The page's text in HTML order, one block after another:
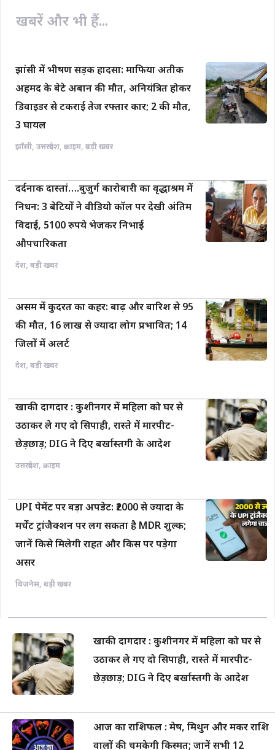
k
k
खबरें और भी हैं...
झांसी में भीषण सड़क हादसा: माफिया अतीक
अहमद के बेटे अबान की मौत, अनियंत्रित होकर
डिवाइडर से टकराई तेज रफ्तार कार; 2 की मौत,
3 घायल
झाँसी, उत्तरप्रदेश, क्राइम, बड़ी खबर
दर्दनाक दास्तां….बुजुर्ग कारोबारी का वृद्धाश्रम में
निधन: 3 बेटियों ने वीडियो कॉल पर देखी अंतिम
विदाई, 5100 रुपये भेजकर निभाई
औपचारिकता
देश, बड़ी खबर
असम में कुदरत का कहर: बाढ़ और बारिश से 95
की मौत, 16 लाख से ज्यादा लोग प्रभावित; 14
जिलों में अलर्ट
देश, बड़ी खबर
खाकी दागदार : कुशीनगर में महिला को घर से
उठाकर ले गए दो सिपाही, रास्ते में मारपीट-
छेड़छाड़; DIG ने दिए बर्खास्तगी के आदेश
उत्तरप्रदेश, क्राइम
UPI पेमेंट पर बड़ा अपडेट: ₹2000 से ज्यादा के
मर्चेंट ट्रांजैक्शन पर लग सकता है MDR शुल्क;
जानें किसे मिलेगी राहत और किस पर पड़ेगा
असर
बिज़नेस, बड़ी खबर
खाकी दागदार : कुशीनगर में महिला को घर से
उठाकर ले गए दो सिपाही, रास्ते में मारपीट-
छेड़छाड़; DIG ने दिए बर्खास्तगी के आदेश
आज का राशिफल : मेष, मिथुन और मकर राशि
वालों की चमकेगी किस्मत; जानें सभी 12